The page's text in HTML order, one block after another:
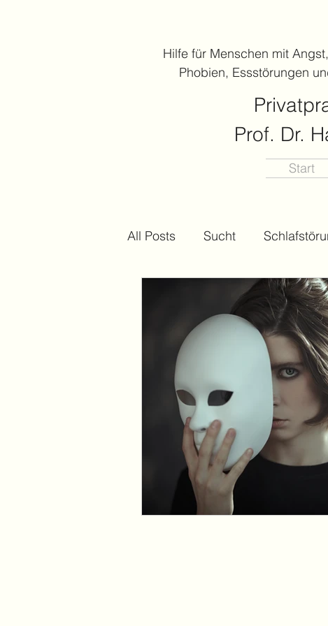
Hilfe für Menschen mit
Phobien, Essstörungen
Prof. Dr.
Start
All Posts Sucht
Mental
Kommunikation Mediation